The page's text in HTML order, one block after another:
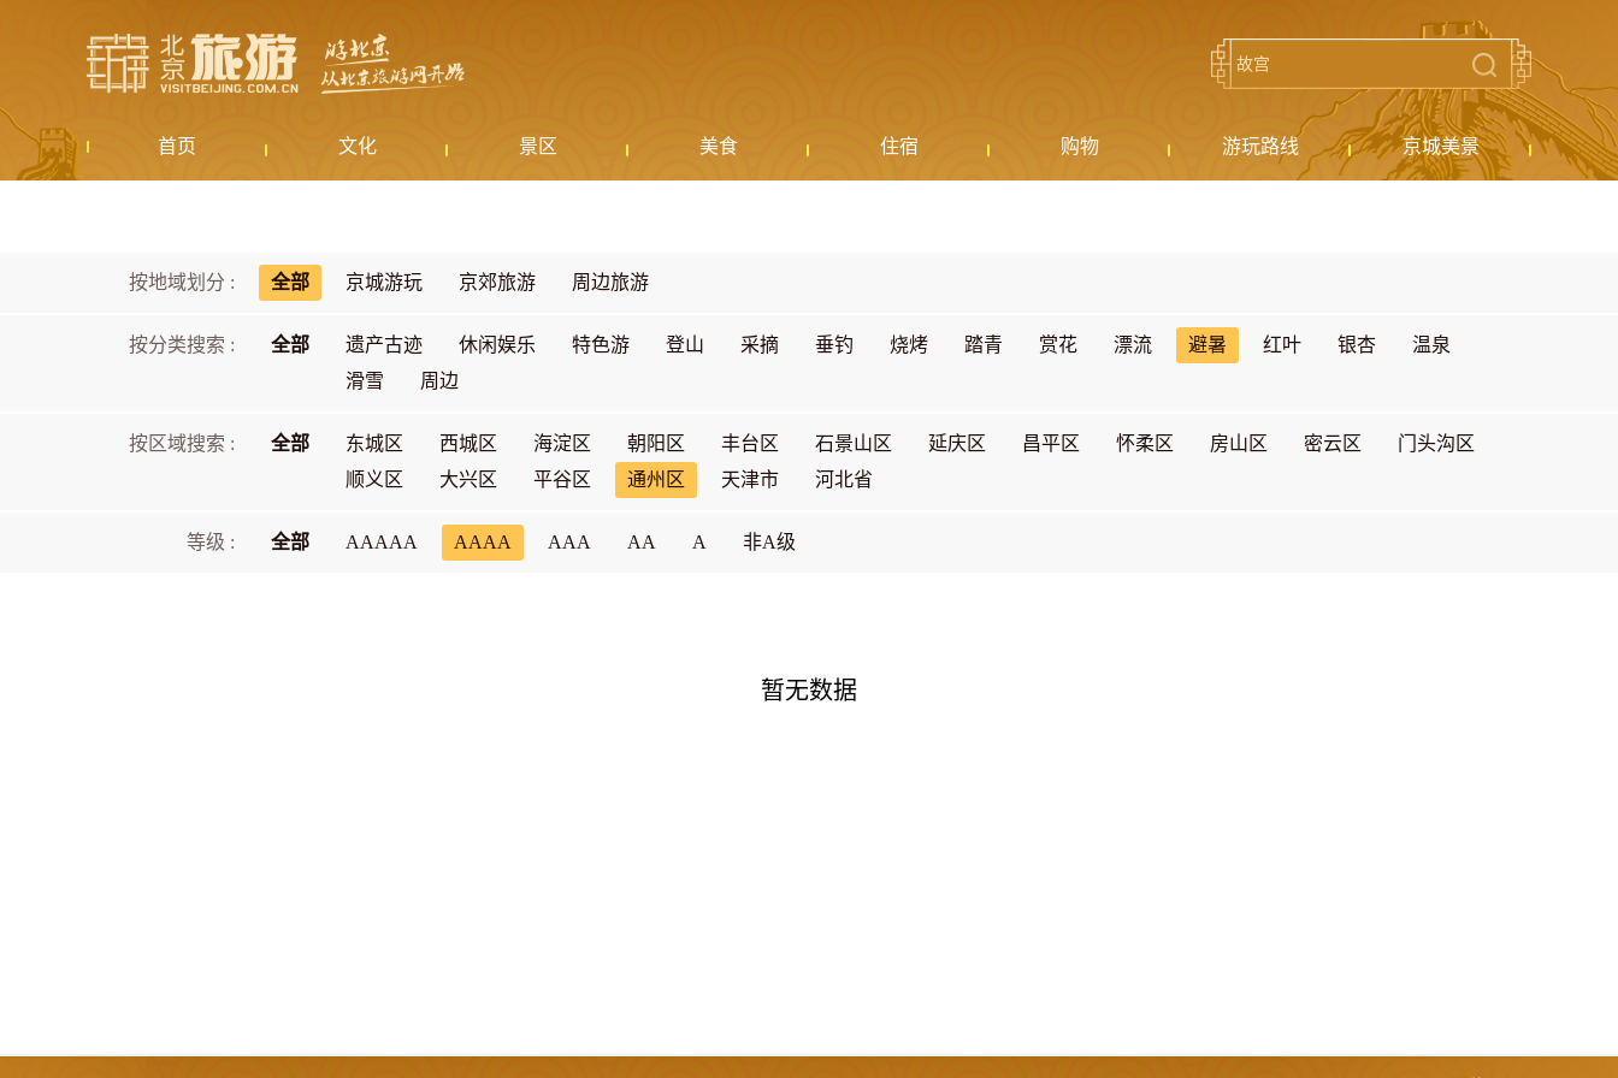
首页 文化 景区 美食 住宿 购物 游玩路线 京城美景
按地域划分 : 全部 京城游玩 京郊旅游 周边旅游
按分类搜索 : 全部 遗产古迹 休闲娱乐 特色游 登山 采摘 垂钓 烧烤 踏青 赏花 漂流 避暑 红叶 银杏
温泉
滑雪
周边
按区域搜索 : 全部 东城区 西城区 海淀区 朝阳区 丰台区 石景山区 延庆区 昌平区 怀柔区 房山区 密云区
门头沟区
顺义区
大兴区 平谷区 通州区 天津市 河北省
等级 : 全部 AAAAA AAAA AAA AA A 非A级
暂无数据